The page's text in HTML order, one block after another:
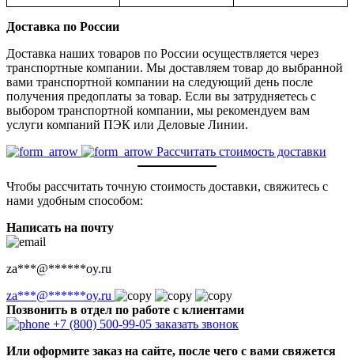
Доставка по России
Доставка наших товаров по России осуществляется через
транспортные компании. Мы доставляем товар до выбранной
вами транспортной компании на следующий день после
получения предоплаты за товар. Если вы затрудняетесь с
выбором транспортной компании, мы рекомендуем вам
услуги компаний ПЭК или Деловые Линии.
Рассчитать стоимость доставки
Чтобы рассчитать точную стоимость доставки, свяжитесь с
нами удобным способом:
Написать на почту
za***@******oy.ru
za***@******oy.ru
Позвонить в отдел по работе с клиентами
+7 (800) 500-99-05 заказать звонок
Или оформите заказ на сайте, после чего с вами свяжется